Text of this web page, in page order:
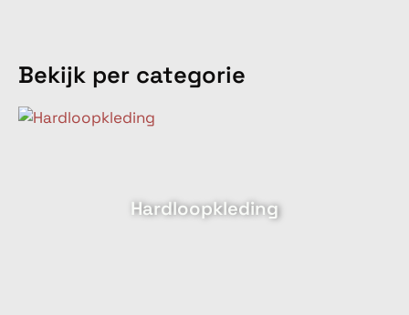
Bekijk per categorie
Hardloopkleding